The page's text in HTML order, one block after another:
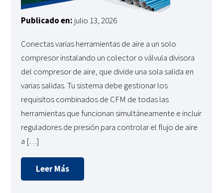
Publicado en: julio 13, 2026
Conectas varias herramientas de aire a un solo
compresor instalando un colector o válvula divisora
del compresor de aire, que divide una sola salida en
varias salidas. Tu sistema debe gestionar los
requisitos combinados de CFM de todas las
herramientas que funcionan simultáneamente e incluir
reguladores de presión para controlar el flujo de aire
a […]
Leer Más